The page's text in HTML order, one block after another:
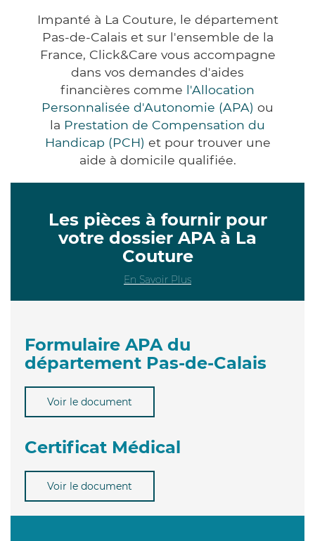
Impanté à La Couture, le département
Pas-de-Calais et sur l'ensemble de la
France, Click&Care vous accompagne
dans vos demandes d'aides
financières comme l'Allocation
Personnalisée d'Autonomie (APA) ou
la Prestation de Compensation du
Handicap (PCH) et pour trouver une
aide à domicile qualifiée.
Les pièces à fournir pour
votre dossier APA à La
Couture
En Savoir Plus
Formulaire APA du
département Pas-de-Calais
Voir le document
Certificat Médical
Voir le document